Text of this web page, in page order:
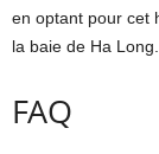
en optant pour cet
la baie de Ha Long.
FAQ